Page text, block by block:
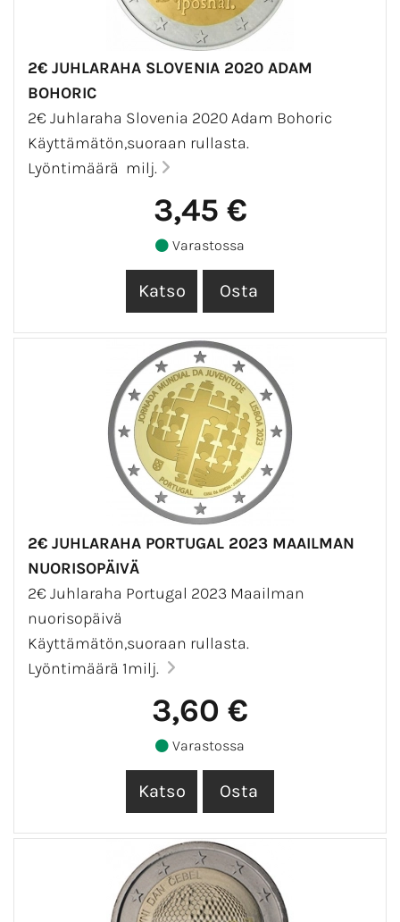
2€ JUHLARAHA SLOVENIA 2020 ADAM
BOHORIC
2€ Juhlaraha Slovenia 2020 Adam Bohoric
Käyttämätön,suoraan rullasta.
Lyöntimäärä milj.
3,45 €
Varastossa
2€ JUHLARAHA PORTUGAL 2023 MAAILMAN
NUORISOPÄIVÄ
2€ Juhlaraha Portugal 2023 Maailman
nuorisopäivä
Käyttämätön,suoraan rullasta.
Lyöntimäärä 1milj.
3,60 €
Varastossa